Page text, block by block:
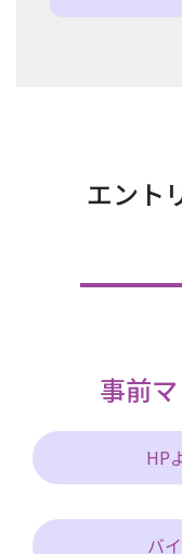
エント
事前
HP
バ